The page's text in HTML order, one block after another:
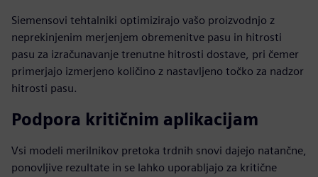
Siemensovi tehtalniki optimizirajo vašo proizvodnjo z
neprekinjenim merjenjem obremenitve pasu in hitrosti
pasu za izračunavanje trenutne hitrosti dostave, pri čemer
primerjajo izmerjeno količino z nastavljeno točko za nadzor
hitrosti pasu.
Podpora kritičnim aplikacijam
Vsi modeli merilnikov pretoka trdnih snovi dajejo natančne,
ponovljive rezultate in se lahko uporabljajo za kritične